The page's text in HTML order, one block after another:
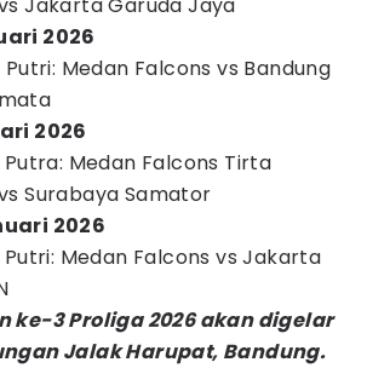
2026
Putri: Medan Falcons vs Bandung
2026
Putra: Medan Falcons Tirta
Surabaya Samator
2026
Putri: Medan Falcons vs Jakarta
ke-3 Proliga 2026 akan digelar
Jalak Harupat, Bandung.